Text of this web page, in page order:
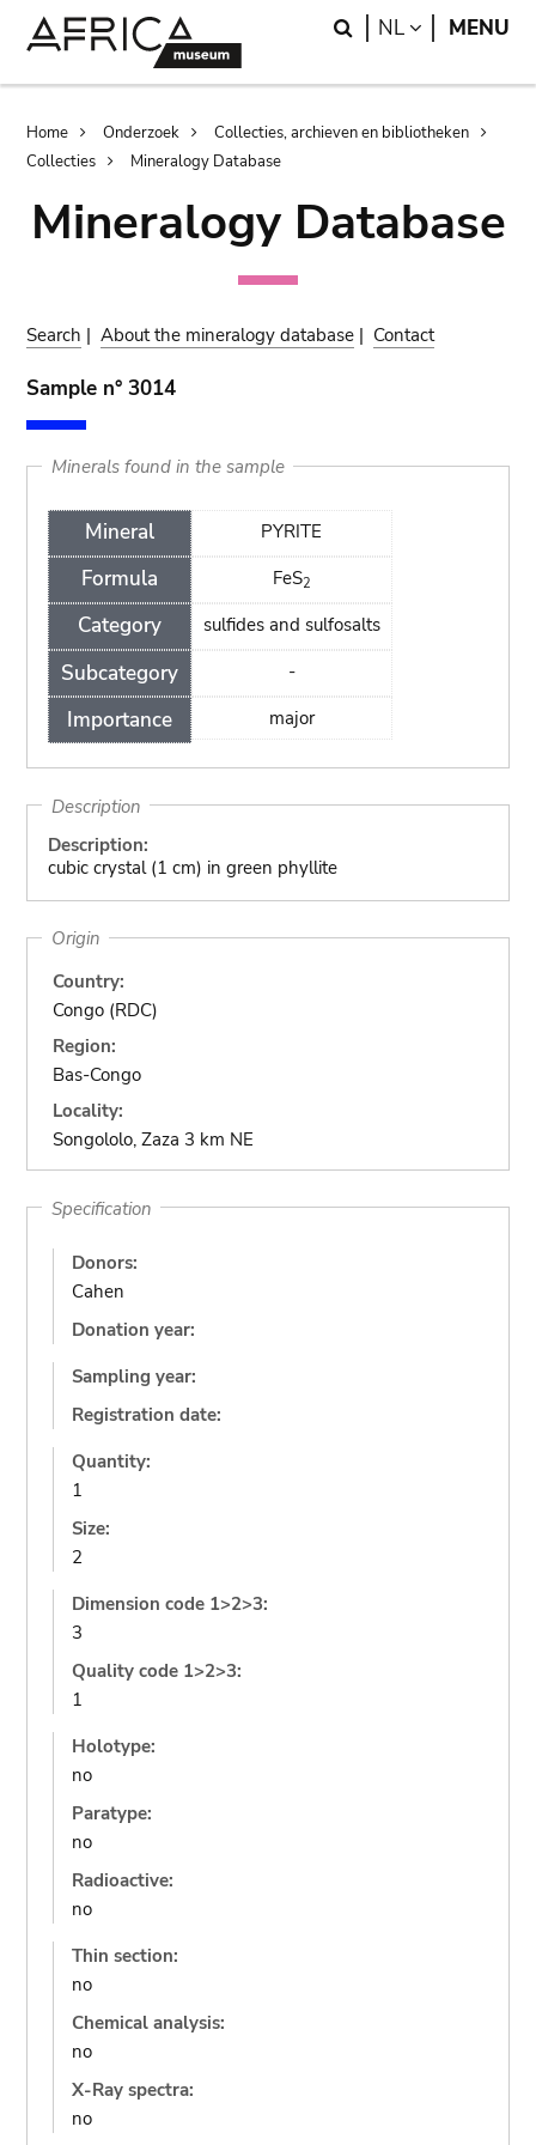
Search
NL LANGUAGE
MENU
Breadcrumb
Home Onderzoek
Collecties, archieven en bibliotheken
Collecties
Mineralogy Database
Mineralogy Database
Search |About the mineralogy database | Contact
Sample n° 3014
Minerals found in the sample
Mineral
Formula
Category
Subcategory
Importance
PYRITE
FeS2
sulfides and sulfosalts
-
major
Description
Description:
cubic crystal (1 cm) in green phyllite
Origin
Country:
Congo (RDC)
Region:
Bas-Congo
Locality:
Songololo, Zaza 3 km NE
Specification
Donors:
Cahen
Donation year:
Sampling year:
Registration date:
Quantity:
1
Size:
2
Dimension code 1>2>3:
3
Quality code 1>2>3:
1
Holotype:
no
Paratype:
no
Radioactive:
no
Thin section:
no
Chemical analysis:
no
X-Ray spectra:
no